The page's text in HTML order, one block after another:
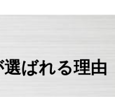
ばれる理由